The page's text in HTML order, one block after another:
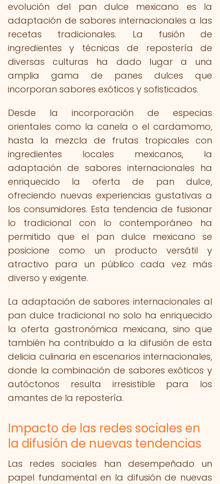
evolución del pan dulce mexicano es la
adaptación de sabores internacionales a las
recetas tradicionales. La fusión de
ingredientes y técnicas de repostería de
diversas culturas ha dado lugar a una
amplia gama de panes dulces que
incorporan sabores exóticos y sofisticados.
Desde la incorporación de especias
orientales como la canela o el cardamomo,
hasta la mezcla de frutas tropicales con
ingredientes locales mexicanos, la
adaptación de sabores internacionales ha
enriquecido la oferta de pan dulce,
ofreciendo nuevas experiencias gustativas a
los consumidores. Esta tendencia de fusionar
lo tradicional con lo contemporáneo ha
permitido que el pan dulce mexicano se
posicione como un producto versátil y
atractivo para un público cada vez más
diverso y exigente.
La adaptación de sabores internacionales al
pan dulce tradicional no solo ha enriquecido
la oferta gastronómica mexicana, sino que
también ha contribuido a la difusión de esta
delicia culinaria en escenarios internacionales,
donde la combinación de sabores exóticos y
autóctonos resulta irresistible para los
amantes de la repostería.
Impacto de las redes sociales en
la difusión de nuevas tendencias
Las redes sociales han desempeñado un
papel fundamental en la difusión de nuevas